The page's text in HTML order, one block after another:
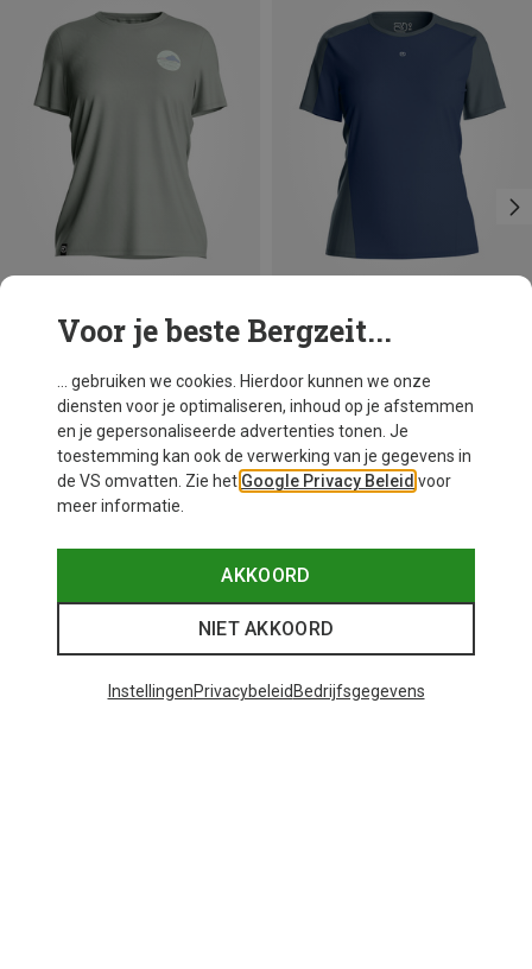
Je bespaart 20% Je bespaart 28%
Voor je beste Bergzeit...
... gebruiken we cookies. Hierdoor kunnen we onze
diensten voor je optimaliseren, inhoud op je afstemmen
en je gepersonaliseerde advertenties tonen. Je
toestemming kan ook de verwerking van je gegevens in
de VS omvatten. Zie het Google Privacy Beleid voor
meer informatie.
AKKOORD
NIET AKKOORD
InstellingenPrivacybeleid Bedrijfsgegevens